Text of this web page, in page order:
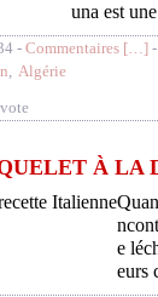
una est
- Commentaires […]
, Algérie
À LA
e
eurs